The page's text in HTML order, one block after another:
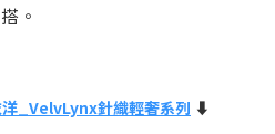
。
_VelvLynx針織輕奢系列 ⬇